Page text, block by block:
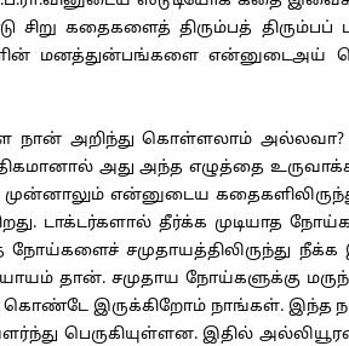
கதைகளைத் திரும்பத் திரும்பப்
மனத்துன்பங்களை
அறிந்து கொள்ளலாம் அல்லவா?
அது அந்த எழுத்தை
முன்னாலும் என்னுடைய
டாக்டர்களால் தீர்க்க
சமுதாயத்திலிருந்து நீக்க
தான். சமுதாய நோய்களுக்கு
கொண்டே இருக்கிறோம் நாங்கள்.
பெருகியுள்ளன. இதில்